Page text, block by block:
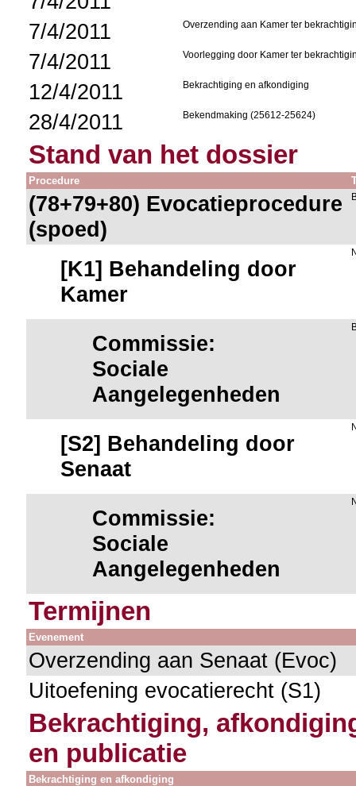
7/4/2011
Overzending aan Kamer ter
7/4/2011 Voorlegging door Kamer ter
12/4/2011 Bekrachtiging en afkondiging
28/4/2011 Bekendmaking (25612-25624)
Stand van het dossier
Procedure
(78+79+80) Evocatieprocedure
(spoed)
[K1] Behandeling door
Kamer
Commissie:
Sociale
Aangelegenheden
[S2] Behandeling door
Senaat
Commissie:
Sociale
Aangelegenheden
Termijnen
Evenement
Overzending aan Senaat (Evoc)
Uitoefening evocatierecht (S1)
Bekrachtiging,
en publicatie
Bekrachtiging en afkondiging